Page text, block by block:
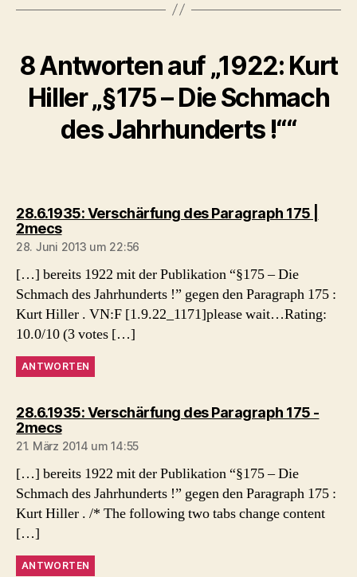
8 Antworten auf „1922: Kurt
Hiller „§175 – Die Schmach
des Jahrhunderts !““
28.6.1935: Verschärfung des Paragraph 175 |
2mecssagt:
28. Juni 2013 um 22:56
[…] bereits 1922 mit der Publikation “§175 – Die
Schmach des Jahrhunderts !” gegen den Paragraph 175 :
Kurt Hiller . VN:F [1.9.22_1171]please wait…Rating:
10.0/10 (3 votes […]
ANTWORTEN
28.6.1935: Verschärfung des Paragraph 175 -
2mecssagt:
21. März 2014 um 14:55
[…] bereits 1922 mit der Publikation “§175 – Die
Schmach des Jahrhunderts !” gegen den Paragraph 175 :
Kurt Hiller . /* The following two tabs change content
[…]
ANTWORTEN